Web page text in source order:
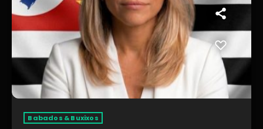
Babados & Buxixos